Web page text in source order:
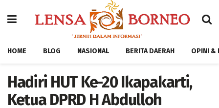
HOME BLOG NASIONAL BERITA DAERAH OPINI &
Hadiri HUT Ke-20 Ikapakarti,
Ketua DPRD H Abdulloh